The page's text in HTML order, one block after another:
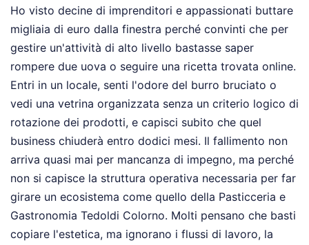
Ho visto decine di imprenditori e appassionati buttare
migliaia di euro dalla finestra perché convinti che per
gestire un'attività di alto livello bastasse saper
rompere due uova o seguire una ricetta trovata online.
Entri in un locale, senti l'odore del burro bruciato o
vedi una vetrina organizzata senza un criterio logico di
rotazione dei prodotti, e capisci subito che quel
business chiuderà entro dodici mesi. Il fallimento non
arriva quasi mai per mancanza di impegno, ma perché
non si capisce la struttura operativa necessaria per far
girare un ecosistema come quello della Pasticceria e
Gastronomia Tedoldi Colorno. Molti pensano che basti
copiare l'estetica, ma ignorano i flussi di lavoro, la